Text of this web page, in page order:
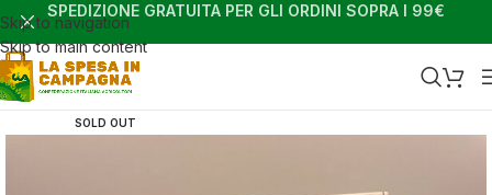
Skip to navigation
Skip to main content
SPEDIZIONE GRATUITA PER GLI ORDINI SOPRA I 99€
SOLD OUT